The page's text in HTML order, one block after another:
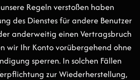
Regeln verstoßen haben
des Dienstes für andere Benutzer
anderweitig einen Vertragsbruch
wir Ihr Konto vorübergehend ohne
sperren. In solchen Fällen
zur Wiederherstellung,